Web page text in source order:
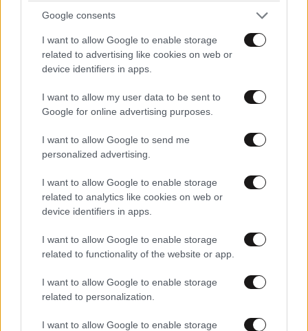
Google consents
I want to allow Google to enable storage
related to advertising like cookies on web or
device identifiers in apps.
I want to allow my user data to be sent to
Google for online advertising purposes.
I want to allow Google to send me
personalized advertising.
I want to allow Google to enable storage
related to analytics like cookies on web or
device identifiers in apps.
I want to allow Google to enable storage
related to functionality of the website or app.
I want to allow Google to enable storage
related to personalization.
I want to allow Google to enable storage
Μητσοτάκηστο Ειδικό Δικαστήριο για την υπόθεση
των υποκλοπών. Η κίνηση προκαλεί
τα όρια της πολιτικής ευθύνης και τη λειτουργία της
Δημοκρατίας.